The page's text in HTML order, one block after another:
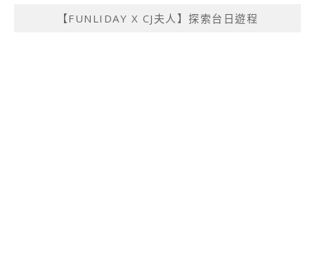
【FUNLIDAY X CJ夫人】探索台日遊程